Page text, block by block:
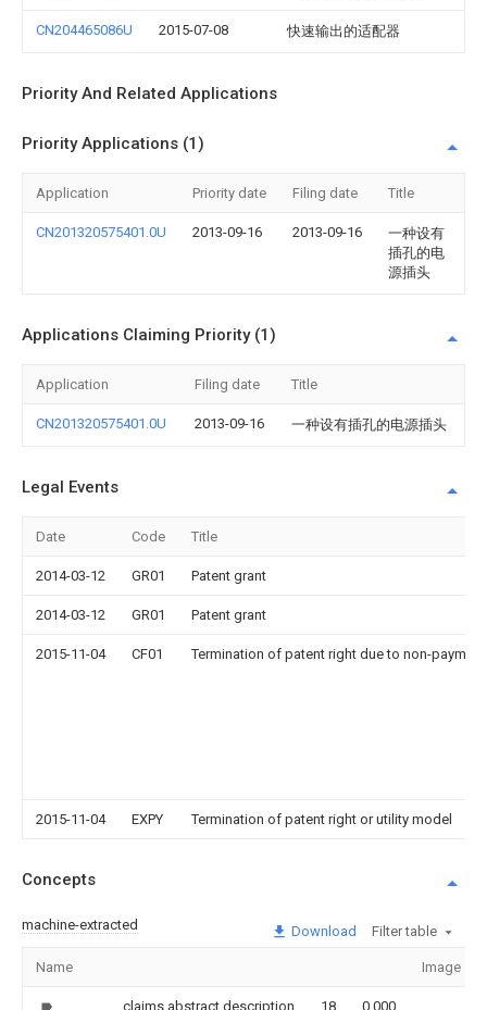
CN204465086U 2015-07-08 快速输出的适配器
Priority And Related Applications
Priority Applications (1)
Application Priority date Filing date Title
CN201320575401.0U 2013-09-16 2013-09-16
一种设有
插孔的电
源插头
Applications Claiming Priority (1)
Application Filing date Title
CN201320575401.0U 2013-09-16 一种设有插孔的电源插头
Legal Events
Date Code Title
2014-03-12 GR01 Patent grant
2014-03-12 GR01 Patent grant
2015-11-04 CF01 Termination of patent right due to non-
2015-11-04 EXPY Termination of patent right or utility model
Concepts
machine-extracted Download Filter table
Name Image
claims,abstract,description 18 0.000